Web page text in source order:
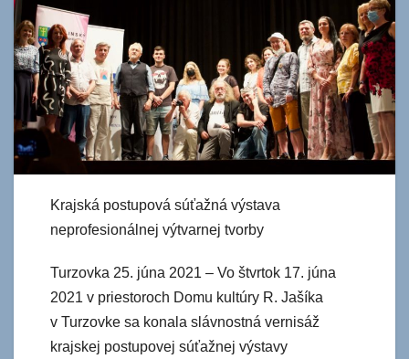
Krajská postupová súťažná výstava
neprofesionálnej výtvarnej tvorby
Turzovka 25. júna 2021 – Vo štvrtok 17. júna
2021 v priestoroch Domu kultúry R. Jašíka
v Turzovke sa konala slávnostná vernisáž
krajskej postupovej súťažnej výstavy